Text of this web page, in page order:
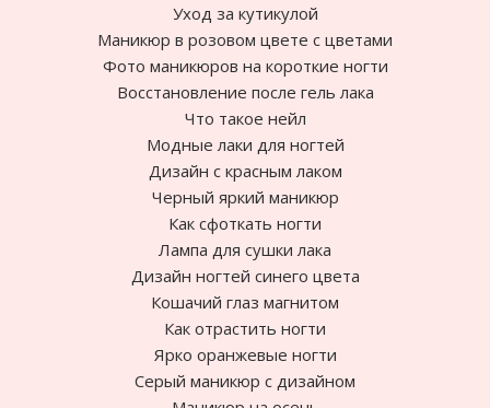
Уход за кутикулой
Маникюр в розовом цвете с цветами
Фото маникюров на короткие ногти
Восстановление после гель лака
Что такое нейл
Модные лаки для ногтей
Дизайн с красным лаком
Черный яркий маникюр
Как сфоткать ногти
Лампа для сушки лака
Дизайн ногтей синего цвета
Кошачий глаз магнитом
Как отрастить ногти
Ярко оранжевые ногти
Cерый маникюр с дизайном